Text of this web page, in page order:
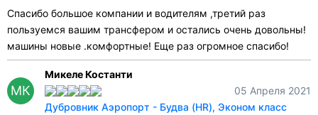
Спасибо большое компании и водителям ,третий раз
пользуемся вашим трансфером и остались очень довольны!
машины новые .комфортные! Еще раз огромное спасибо!
МК
Микеле Костанти
05 Апреля 2021
Дубровник Аэропорт - Будва (HR), Эконом класс